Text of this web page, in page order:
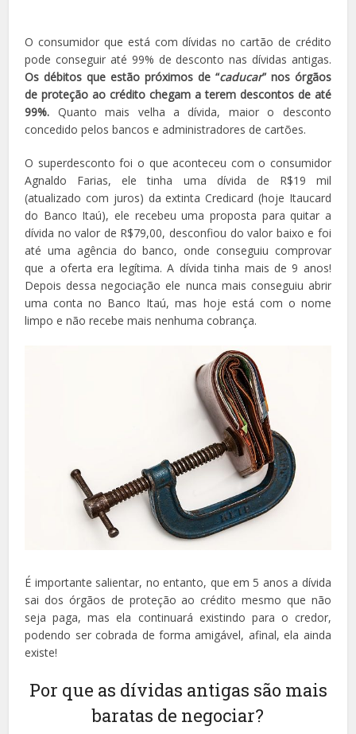
O consumidor que está com dívidas no cartão de crédito
pode conseguir até 99% de desconto nas dívidas antigas.
Os débitos que estão próximos de “caducar” nos órgãos
de proteção ao crédito chegam a terem descontos de até
99%. Quanto mais velha a dívida, maior o desconto
concedido pelos bancos e administradores de cartões.
O superdesconto foi o que aconteceu com o consumidor
Agnaldo Farias, ele tinha uma dívida de R$19 mil
(atualizado com juros) da extinta Credicard (hoje Itaucard
do Banco Itaú), ele recebeu uma proposta para quitar a
dívida no valor de R$79,00, desconfiou do valor baixo e foi
até uma agência do banco, onde conseguiu comprovar
que a oferta era legítima. A dívida tinha mais de 9 anos!
Depois dessa negociação ele nunca mais conseguiu abrir
uma conta no Banco Itaú, mas hoje está com o nome
limpo e não recebe mais nenhuma cobrança.
É importante salientar, no entanto, que em 5 anos a dívida
sai dos órgãos de proteção ao crédito mesmo que não
seja paga, mas ela continuará existindo para o credor,
podendo ser cobrada de forma amigável, afinal, ela ainda
existe!
Por que as dívidas antigas são mais
baratas de negociar?